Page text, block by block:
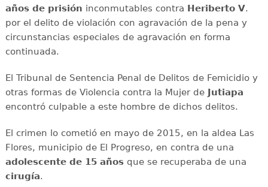
años de prisión inconmutables contra Heriberto V.
por el delito de violación con agravación de la pena y
circunstancias especiales de agravación en forma
continuada.
El Tribunal de Sentencia Penal de Delitos de Femicidio y
otras formas de Violencia contra la Mujer de Jutiapa
encontró culpable a este hombre de dichos delitos.
El crimen lo cometió en mayo de 2015, en la aldea Las
Flores, municipio de El Progreso, en contra de una
adolescente de 15 añosque se recuperaba de una
cirugía.